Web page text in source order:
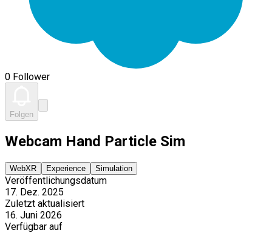
0 Follower
Folgen
Webcam Hand Particle Sim
WebXR Experience Simulation
Veröffentlichungsdatum
17. Dez. 2025
Zuletzt aktualisiert
16. Juni 2026
Verfügbar auf